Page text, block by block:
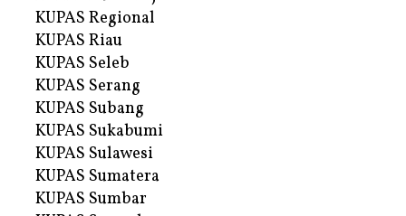
KUPAS Regional
KUPAS Riau
KUPAS Seleb
KUPAS Serang
KUPAS Subang
KUPAS Sukabumi
KUPAS Sulawesi
KUPAS Sumatera
KUPAS Sumbar